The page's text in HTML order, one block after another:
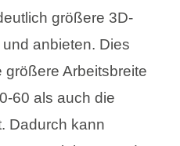
größere 3D-
anbieten. Dies
Arbeitsbreite
60 als auch die
Dadurch kann